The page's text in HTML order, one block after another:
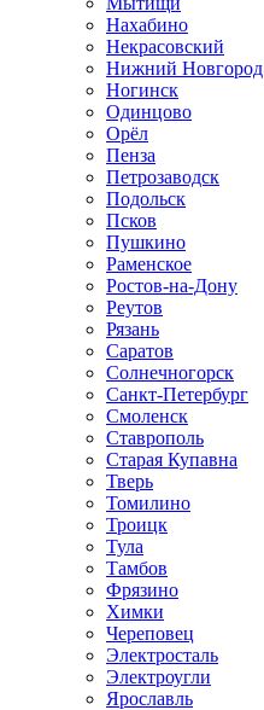
Нахабино
Некрасовский
Нижний Новгород
Ногинск
Одинцово
Орёл
Пенза
Петрозаводск
Подольск
Псков
Пушкино
Раменское
Ростов-на-Дону
Реутов
Рязань
Саратов
Солнечногорск
Санкт-Петербург
Смоленск
Ставрополь
Старая Купавна
Тверь
Томилино
Троицк
Тула
Тамбов
Фрязино
Химки
Череповец
Электросталь
Электроугли
Ярославль